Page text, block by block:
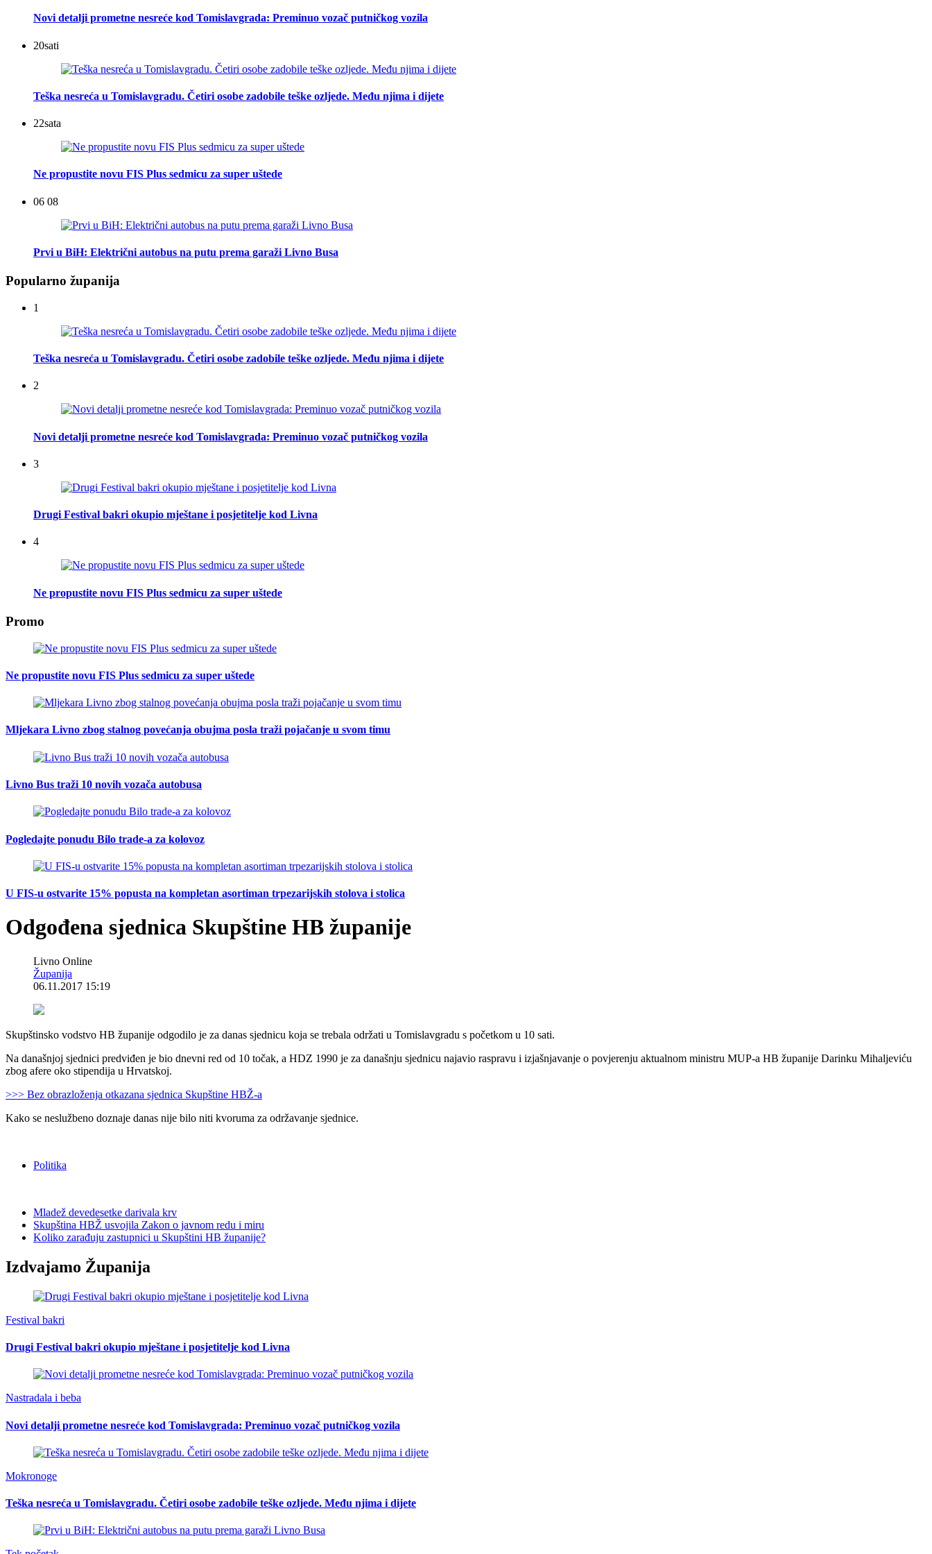
Novi detalji prometne nesreće kod Tomislavgrada: Preminuo vozač putničkog vozila
20sati
Teška nesreća u Tomislavgradu. Četiri osobe zadobile teške ozljede. Među njima i dijete
22sata
Ne propustite novu FIS Plus sedmicu za super uštede
06 08
Prvi u BiH: Električni autobus na putu prema garaži Livno Busa
Popularno županija
1
Teška nesreća u Tomislavgradu. Četiri osobe zadobile teške ozljede. Među njima i dijete
2
Novi detalji prometne nesreće kod Tomislavgrada: Preminuo vozač putničkog vozila
3
Drugi Festival bakri okupio mještane i posjetitelje kod Livna
4
Ne propustite novu FIS Plus sedmicu za super uštede
Promo
Ne propustite novu FIS Plus sedmicu za super uštede
Mljekara Livno zbog stalnog povećanja obujma posla traži pojačanje u svom timu
Livno Bus traži 10 novih vozača autobusa
Pogledajte ponudu Bilo trade-a za kolovoz
U FIS-u ostvarite 15% popusta na kompletan asortiman trpezarijskih stolova i stolica
Odgođena sjednica Skupštine HB županije
Livno Online
Županija
06.11.2017 15:19
Skupštinsko vodstvo HB županije odgodilo je za danas sjednicu koja se trebala održati u Tomislavgradu s početkom u 10 sati.
Na današnjoj sjednici predviđen je bio dnevni red od 10 točak, a HDZ 1990 je za današnju sjednicu najavio raspravu i izjašnjavanje o povjerenju aktualnom ministru MUP-a HB županije Darinku Mihaljeviću
zbog afere oko stipendija u Hrvatskoj.
>>> Bez obrazloženja otkazana sjednica Skupštine HBŽ-a
Kako se neslužbeno doznaje danas nije bilo niti kvoruma za održavanje sjednice.
Politika
Mladež devedesetke darivala krv
Skupština HBŽ usvojila Zakon o javnom redu i miru
Koliko zarađuju zastupnici u Skupštini HB županije?
Izdvajamo Županija
Festival bakri
Drugi Festival bakri okupio mještane i posjetitelje kod Livna
Nastradala i beba
Novi detalji prometne nesreće kod Tomislavgrada: Preminuo vozač putničkog vozila
Mokronoge
Teška nesreća u Tomislavgradu. Četiri osobe zadobile teške ozljede. Među njima i dijete